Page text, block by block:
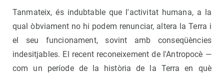
Tanmateix, és indubtable que l'activitat humana, a la
qual òbviament no hi podem renunciar, altera la Terra i
el seu funcionament, sovint amb conseqüències
indesitjables. El recent reconeixement de l'Antropocè —
com un període de la història de la Terra en què